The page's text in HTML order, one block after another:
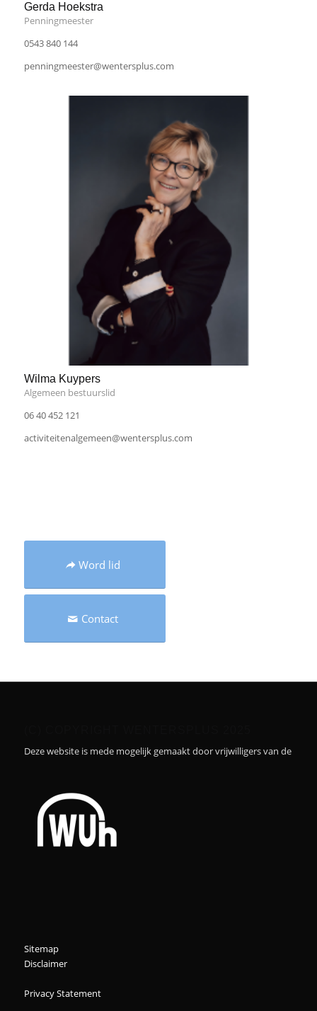
Gerda Hoekstra
Penningmeester
0543 840 144
penningmeester@wentersplus.com
Wilma Kuypers
Algemeen bestuurslid
06 40 452 121
activiteitenalgemeen@wentersplus.com
Word lid
Contact
Deze website is mede mogelijk gemaakt door vrijwilligers van de
Sitemap
Disclaimer
Privacy Statement